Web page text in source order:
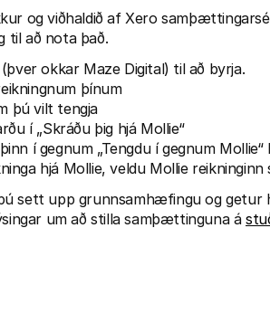
og viðhaldið af Xero
til að nota það.
okkar Maze Digital) til að byrja.
þínum
þú vilt tengja
í „Skráðu þig hjá Mollie“
í gegnum „Tengdu í gegnum
hjá Mollie, veldu Mollie
sett upp grunnsamhæfingu og getur
um að stilla samþættinguna á